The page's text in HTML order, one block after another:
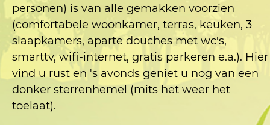
personen) is van alle gemakken voorzien
(comfortabele woonkamer, terras, keuken, 3
slaapkamers, aparte douches met wc's,
smarttv, wifi-internet, gratis parkeren e.a.). Hier
vind u rust en 's avonds geniet u nog van een
donker sterrenhemel (mits het weer het
toelaat).